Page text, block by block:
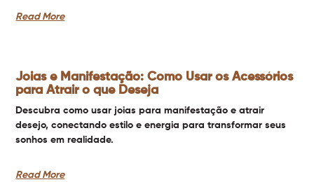
Read More
Joias e Manifestação: Como Usar os Acessórios
para Atrair o que Deseja
Descubra como usar joias para manifestação e atrair
desejo, conectando estilo e energia para transformar seus
sonhos em realidade.
Read More